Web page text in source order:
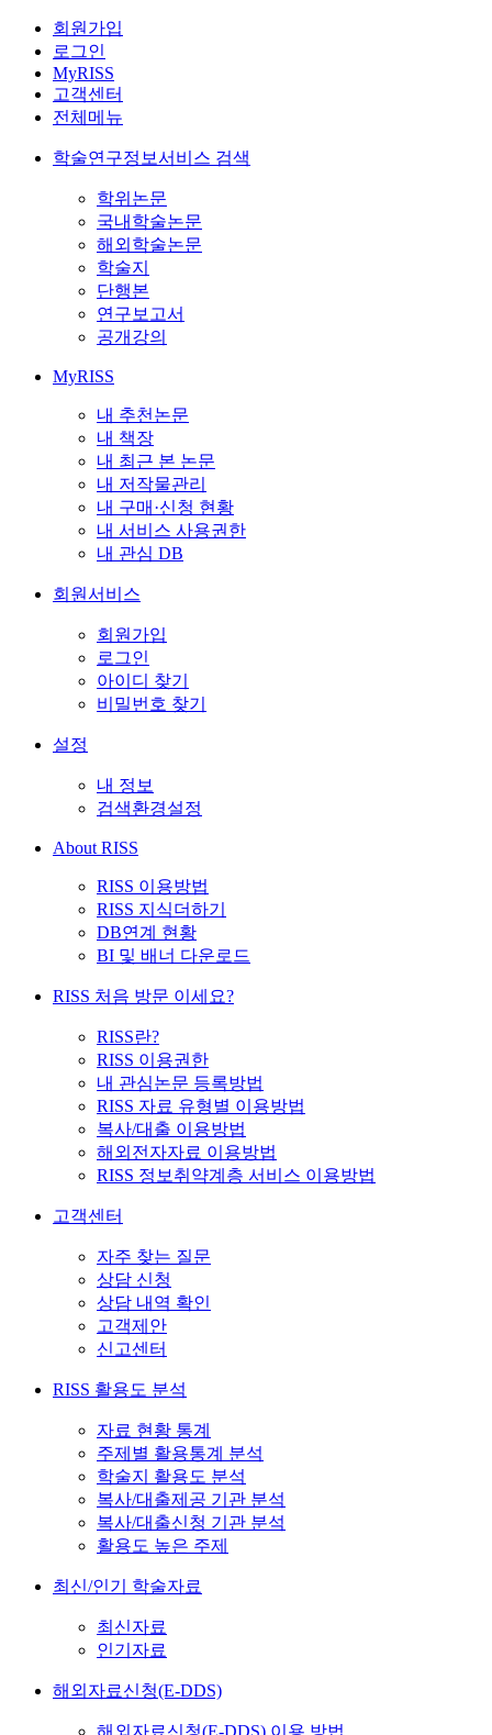
회원가입
로그인
MyRISS
고객센터
전체메뉴
학술연구정보서비스 검색
학위논문
국내학술논문
해외학술논문
학술지
단행본
연구보고서
공개강의
MyRISS
내 추천논문
내 책장
내 최근 본 논문
내 저작물관리
내 구매·신청 현황
내 서비스 사용권한
내 관심 DB
회원서비스
회원가입
로그인
아이디 찾기
비밀번호 찾기
설정
내 정보
검색환경설정
About RISS
RISS 이용방법
RISS 지식더하기
DB연계 현황
BI 및 배너 다운로드
RISS 처음 방문 이세요?
RISS란?
RISS 이용권한
내 관심논문 등록방법
RISS 자료 유형별 이용방법
복사/대출 이용방법
해외전자자료 이용방법
RISS 정보취약계층 서비스 이용방법
고객센터
자주 찾는 질문
상담 신청
상담 내역 확인
고객제안
신고센터
RISS 활용도 분석
자료 현황 통계
주제별 활용통계 분석
학술지 활용도 분석
복사/대출제공 기관 분석
복사/대출신청 기관 분석
활용도 높은 주제
최신/인기 학술자료
최신자료
인기자료
해외자료신청(E-DDS)
해외자료신청(E-DDS) 이용 방법